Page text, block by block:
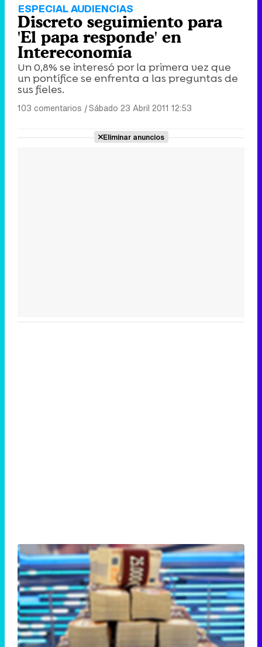
ESPECIAL AUDIENCIAS
Discreto seguimiento para
'El papa responde' en
Intereconomía
Un 0,8% se interesó por la primera vez que
un pontífice se enfrenta a las preguntas de
sus fieles.
103 comentarios |Sábado 23 Abril 2011 12:53
Eliminar anuncios